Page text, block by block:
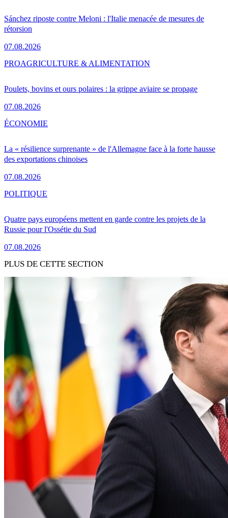
Sánchez riposte contre Meloni : l'Italie menacée de mesures de
rétorsion
07.08.2026
Poulets, bovins et ours polaires : la grippe aviaire se propage
07.08.2026
PROAGRICULTURE & ALIMENTATION
La « résilience surprenante » de l'Allemagne face à la forte hausse
des exportations chinoises
07.08.2026
ÉCONOMIE
Quatre pays européens mettent en garde contre les projets de la
Russie pour l'Ossétie du Sud
07.08.2026
POLITIQUE
PLUS DE CETTE SECTION